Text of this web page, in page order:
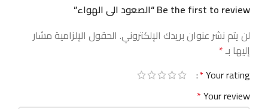
Be the first to review “الصعود الى الهواء”
لن يتم نشر عنوان بريدك الإلكتروني. الحقول الإلزامية مشار
إليها بـ*
Your rating
*
Your review
*